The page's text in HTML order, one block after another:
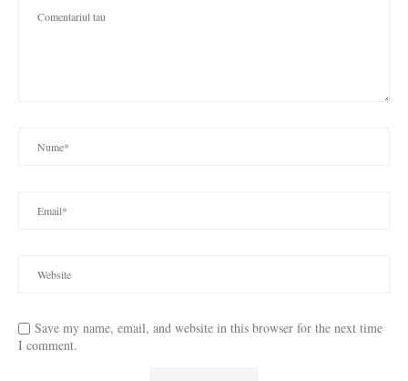
Save my name, email, and website in this browser for the next time
I comment.